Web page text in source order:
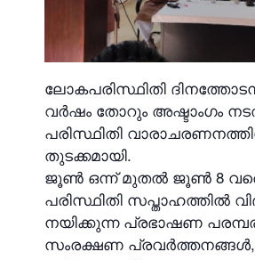
ലോകപരിസ്ഥിതി
വർഷം തോറും അഷ്ടാംഗം
പരിസ്ഥിതി
തുടക്കമായി.
ജൂൺ ഒന്ന് മുതൽ ജൂൺ 8
പരിസ്ഥിതി സപ്താഹത്തിൽ
നയിക്കുന്ന പ്രഭാഷണ
സംരക്ഷണ പ്രവർത്തനങ്ങൾ,